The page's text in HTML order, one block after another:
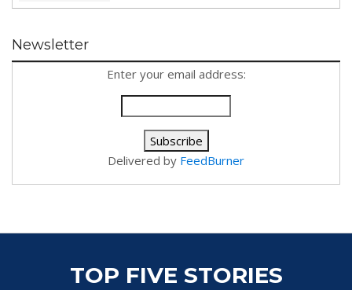
Newsletter
Enter your email address:
Delivered by FeedBurner
TOP FIVE STORIES